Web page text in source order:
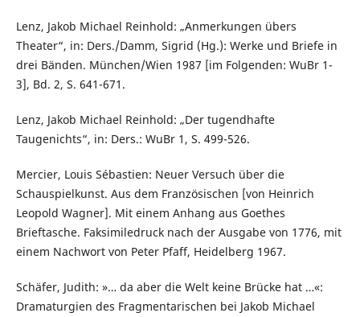
Lenz, Jakob Michael Reinhold: „Anmerkungen übers
Theater“, in: Ders./Damm, Sigrid (Hg.): Werke und Briefe in
drei Bänden. München/Wien 1987 [im Folgenden: WuBr 1-
3], Bd. 2, S. 641-671.
Lenz, Jakob Michael Reinhold: „Der tugendhafte
Taugenichts“, in: Ders.: WuBr 1, S. 499-526.
Mercier, Louis Sébastien: Neuer Versuch über die
Schauspielkunst. Aus dem Französischen [von Heinrich
Leopold Wagner]. Mit einem Anhang aus Goethes
Brieftasche. Faksimiledruck nach der Ausgabe von 1776, mit
einem Nachwort von Peter Pfaff, Heidelberg 1967.
Schäfer, Judith: »… da aber die Welt keine Brücke hat …«:
Dramaturgien des Fragmentarischen bei Jakob Michael